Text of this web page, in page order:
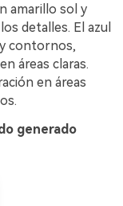
amarillo sol y
detalles. El azul
contornos,
áreas claras.
en áreas
generado